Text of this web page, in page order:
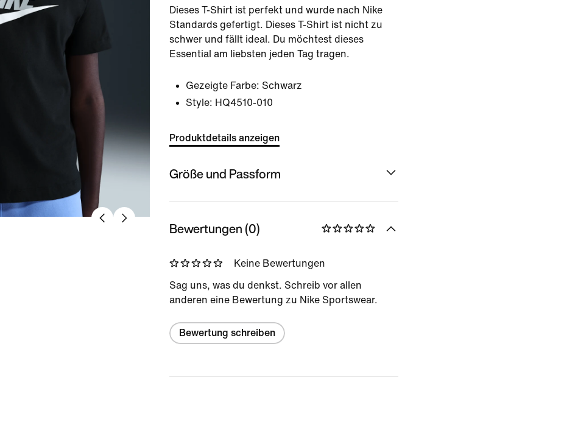
Dieses T-Shirt ist perfekt und wurde nach Nike
Standards gefertigt. Dieses T-Shirt ist nicht zu
schwer und fällt ideal. Du möchtest dieses
Essential am liebsten jeden Tag tragen.
Gezeigte Farbe: Schwarz
Style: HQ4510-010
Produktdetails anzeigen
Größe und Passform
Bewertungen (0)
Keine Bewertungen
Sag uns, was du denkst. Schreib vor allen
anderen eine Bewertung zu Nike Sportswear.
Bewertung schreiben